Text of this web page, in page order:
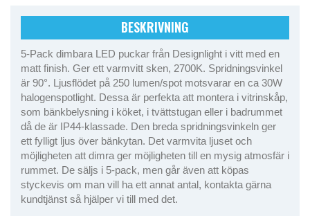
BESKRIVNING
5-Pack dimbara LED puckar från Designlight i vitt med en
matt finish. Ger ett varmvitt sken, 2700K. Spridningsvinkel
är 90°. Ljusflödet på 250 lumen/spot motsvarar en ca 30W
halogenspotlight. Dessa är perfekta att montera i vitrinskåp,
som bänkbelysning i köket, i tvättstugan eller i badrummet
då de är IP44-klassade. Den breda spridningsvinkeln ger
ett fylligt ljus över bänkytan. Det varmvita ljuset och
möjligheten att dimra ger möjligheten till en mysig atmosfär i
rummet. De säljs i 5-pack, men går även att köpas
styckevis om man vill ha ett annat antal, kontakta gärna
kundtjänst så hjälper vi till med det.